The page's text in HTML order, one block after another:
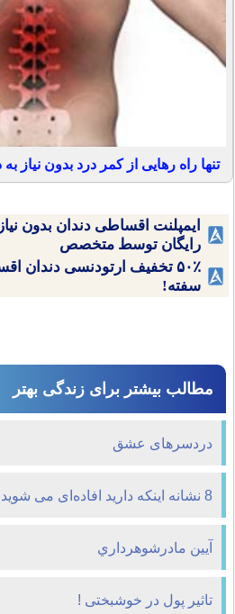
تنها راه رهایی از کمر درد بدون نیاز
ایمپلنت اقساطی دندان بدون
رایگان توسط متخصص
۵۰٪ تخفیف ارتودنسی دندان
سفته!
مطالب بیشتر برای زندگی بهتر
دردسرهای عشق
8 نشانه اینکه دارید افاده‌ای می شوید
آيين مادرشوهرداري
تاثیر پول در خوشبختی !